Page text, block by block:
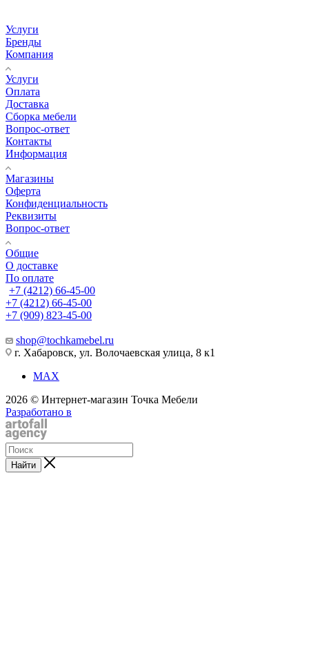
Услуги
Бренды
Компания
Услуги
Оплата
Доставка
Сборка мебели
Вопрос-ответ
Контакты
Информация
Магазины
Оферта
Конфиденциальность
Реквизиты
Вопрос-ответ
Общие
О доставке
По оплате
+7 (4212) 66-45-00
+7 (4212) 66-45-00
+7 (909) 823-45-00
shop@tochkamebel.ru
г. Хабаровск, ул. Волочаевская улица, 8 к1
MAX
2026 © Интернет-магазин Точка Мебели
Разработано в
Найти